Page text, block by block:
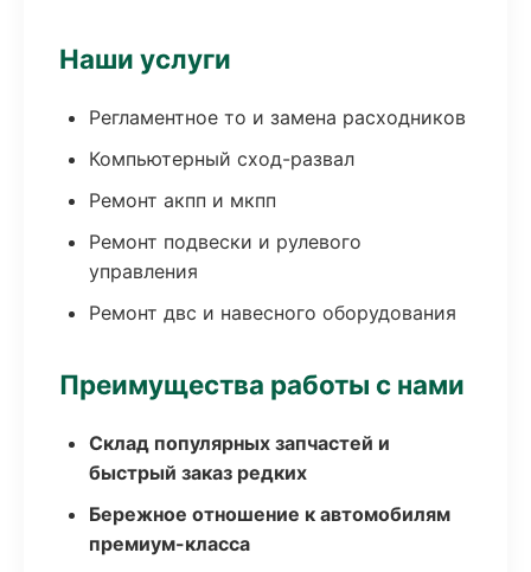
Наши услуги
Регламентное то и замена расходников
Компьютерный сход-развал
Ремонт акпп и мкпп
Ремонт подвески и рулевого
управления
Ремонт двс и навесного оборудования
Преимущества работы с нами
Склад популярных запчастей и
быстрый заказ редких
Бережное отношение к автомобилям
премиум-класса